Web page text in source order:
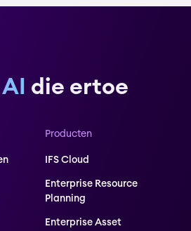
die ertoe
Producten
IFS Cloud
Enterprise Resource
Planning
Enterprise Asset